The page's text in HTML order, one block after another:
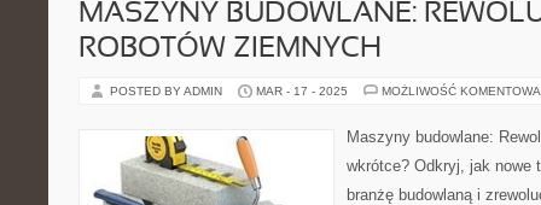
MASZYNY BUDOWLANE:
ROBOTÓW ZIEMNYCH
POSTED BY ADMIN MAR - 17 - 2025 MOŻLIWOŚĆ
Maszyny budowlane:
wkrótce? Odkryj, jak nowe
branżę budowlaną i